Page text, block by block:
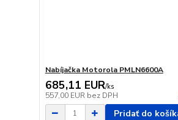
Nabíjačka Motorola PMLN6600A
685,11 EUR/ks
557,00 EUR bez DPH
Pridať do